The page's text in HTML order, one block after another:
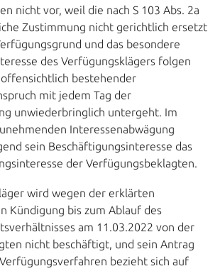
nicht vor, weil die nach S 103 Abs. 2a
Zustimmung nicht gerichtlich ersetzt
und das besondere
des Verfügungsklägers folgen
offensichtlich bestehender
mit jedem Tag der
unwiederbringlich untergeht. Im
Interessenabwägung
sein Beschäftigungsinteresse das
der Verfügungsbeklagten.
wird wegen der erklärten
Kündigung bis zum Ablauf des
am 11.03.2022 von der
nicht beschäftigt, und sein Antrag
bezieht sich auf